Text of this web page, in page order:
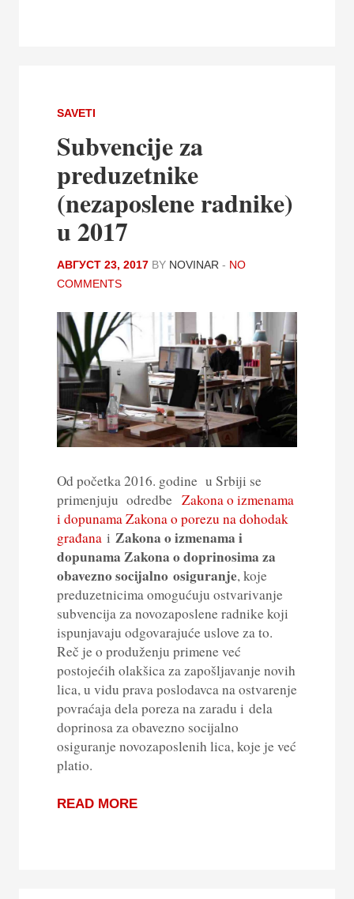
SAVETI
Subvencije za
preduzetnike
(nezaposlene radnike)
u 2017
АВГУСТ 23, 2017 BY NOVINAR - NO
COMMENTS
Od početka 2016. godine u Srbiji se
primenjuju odredbe Zakona o izmenama
i dopunama Zakona o porezu na dohodak
građana i Zakona o izmenama i
dopunama Zakona o doprinosima za
obavezno socijalno osiguranje, koje
preduzetnicima omogućuju ostvarivanje
subvencija za novozaposlene radnike koji
ispunjavaju odgovarajuće uslove za to.
Reč je o produženju primene već
postojećih olakšica za zapošljavanje novih
lica, u vidu prava poslodavca na ostvarenje
povraćaja dela poreza na zaradu i dela
doprinosa za obavezno socijalno
osiguranje novozaposlenih lica, koje je već
platio.
READ MORE